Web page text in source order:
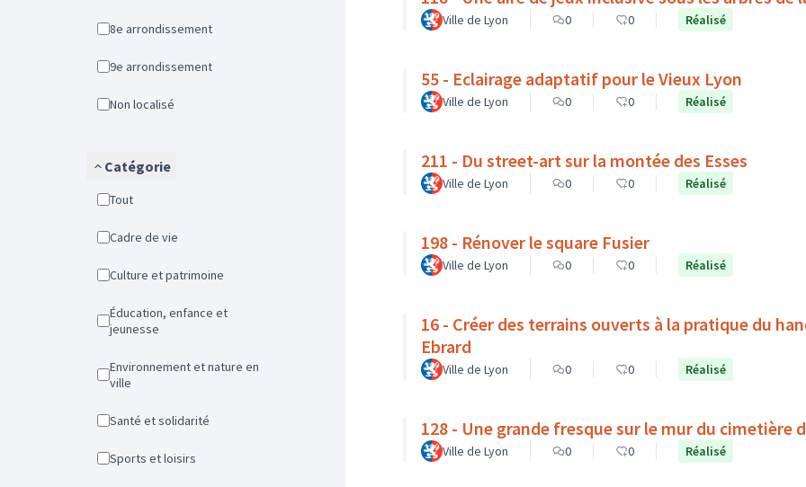
8e arrondissement
9e arrondissement
Non localisé
Catégorie
Tout
Cadre de vie
Culture et patrimoine
Éducation, enfance et
jeunesse
Environnement et nature en
ville
Santé et solidarité
Sports et loisirs
Ville de Lyon 0 0 Réalisé
55 - Eclairage adaptatif pour le Vieux Lyon
Ville de Lyon 0 0 Réalisé
211 - Du street-art sur la montée des Esses
Ville de Lyon 0 0 Réalisé
198 - Rénover le square Fusier
Ville de Lyon 0 0 Réalisé
16 - Créer des terrains ouverts à la pratique du
Ebrard
Ville de Lyon 0 0 Réalisé
128 - Une grande fresque sur le mur du cimetière
Ville de Lyon 0 0 Réalisé